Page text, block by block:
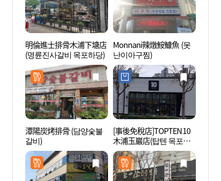
明倫進士排骨木浦下塘店
(명륜진사갈비 목포하당)
Monnani辣燉鮟鱇魚 (못
난이아구찜)
潭陽炭烤排骨 (담양숯불
갈비)
[事後免稅店]TOPTEN10
木浦玉巖店(탑텐 목포옥
암점)